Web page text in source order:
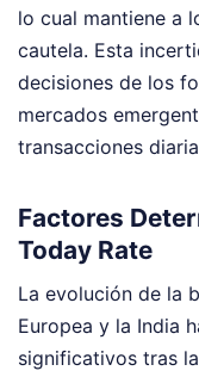
lo cual mantiene a
cautela. Esta
decisiones de los
mercados
transacciones
Factores
Today Rate
La evolución de la
Europea y la India
significativos tras